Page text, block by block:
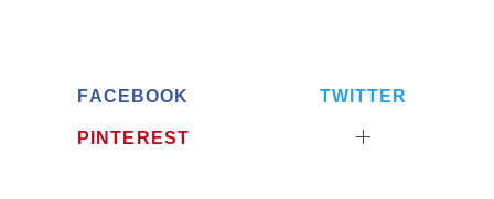
FACEBOOK TWITTER
PINTEREST